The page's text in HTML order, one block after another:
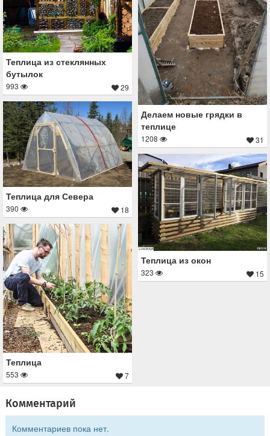
Делаем новые грядки в
теплице
1208 31
Теплица из стеклянных
бутылок
993 29
Теплица для Севера
390 18
Теплица из окон
323 15
Теплица
553 7
Комментарий
Комментариев пока нет.